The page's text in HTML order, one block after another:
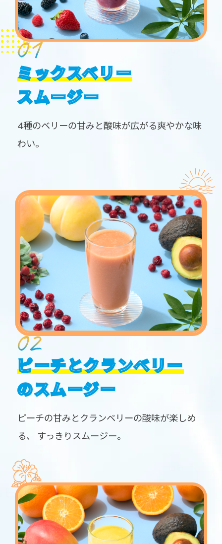
ミックスベリー
スムージー
4種のベリーの甘みと酸味が広がる爽やかな味
わい。
ピーチとクランベリー
のスムージー
ピーチの甘みとクランベリーの酸味が楽しめ
る、
すっきりスムージー。